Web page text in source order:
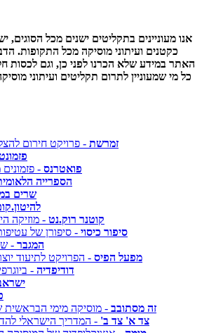
אנו מעוניינים בתקליטים ישנים מכל הסוגים,
כקטנים ועיתוני מוסיקה מכל התקופות.
האתר במידע שלא הכרנו לפני כן, וגם לכסות
כל מי שמעוניין לתרום תקליטים ועיתוני
זמרשת - פרויקט חירום
פואטרנס -
הספרייה
שרים
קוטנר רוק.נט - מוזיקה
סיפור כיסוי - סיפורן של
המגבר -
מפעל הפיס - הפרויקט לתיעוד
דודיפדיה -
זה מסתובב - מוסיקה מימי הבראשית
צד א' צד ב' - המדריך הישראלי